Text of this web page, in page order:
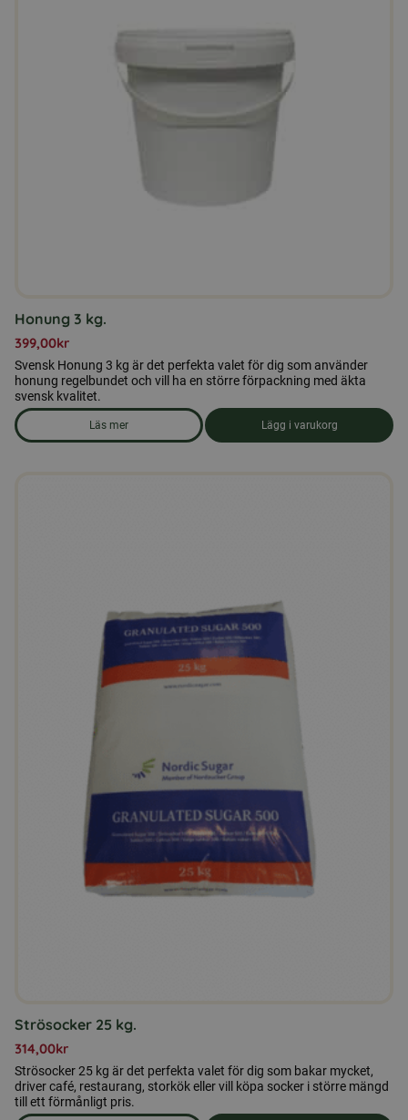
Honung 3 kg.
399,00kr
Svensk Honung 3 kg är det perfekta valet för dig som använder
honung regelbundet och vill ha en större förpackning med äkta
svensk kvalitet.
Läs mer
om produkten Honung 3 kg.
Lägg i varukorg
Strösocker 25 kg.
314,00kr
Strösocker 25 kg är det perfekta valet för dig som bakar mycket,
driver café, restaurang, storkök eller vill köpa socker i större mängd
till ett förmånligt pris.